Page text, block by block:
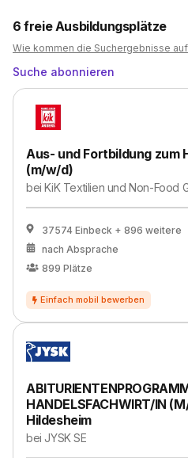
6 freie Ausbildungsplätze
Wie kommen die Suchergebnisse
Suche abonnieren
Aus- und Fortbildung zum
(m/w/d)
beiKiK Textilien und Non-Food
37574 Einbeck + 896 weitere
nach Absprache
899 Plätze
HANDELSFACHWIRT/IN
Hildesheim
bei JYSK SE